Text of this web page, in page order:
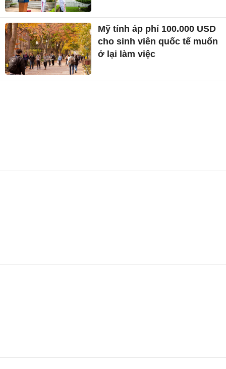
Mỹ tính áp phí 100.000 USD
cho sinh viên quốc tế muốn
ở lại làm việc